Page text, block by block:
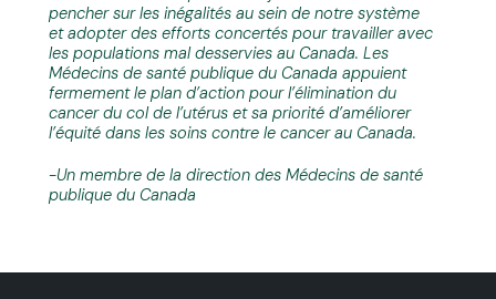
pencher sur les inégalités au sein de notre système
et adopter des efforts concertés pour travailler avec
les populations mal desservies au Canada. Les
Médecins de santé publique du Canada appuient
fermement le plan d’action pour l’élimination du
cancer du col de l’utérus et sa priorité d’améliorer
l’équité dans les soins contre le cancer au Canada.
-Un membre de la direction des Médecins de santé
publique du Canada